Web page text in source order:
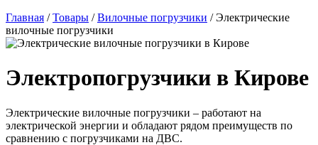
Главная /Товары /Вилочные погрузчики /Электрические
вилочные погрузчики
Электропогрузчики в Кирове
Электрические вилочные погрузчики – работают на
электрической энергии и обладают рядом преимуществ по
сравнению с погрузчиками на ДВС.